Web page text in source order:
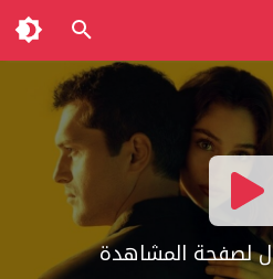
لصفحة المشاهدة